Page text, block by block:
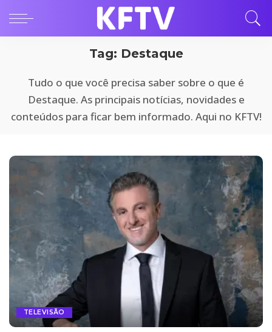
Tag: Destaque
Tudo o que você precisa saber sobre o que é
Destaque. As principais notícias, novidades e
conteúdos para ficar bem informado. Aqui no KFTV!
TELEVISÃO